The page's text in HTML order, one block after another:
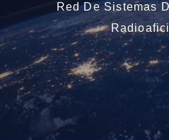
Red De Sistemas